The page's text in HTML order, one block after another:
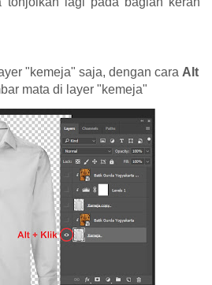
"kemeja" saja, dengan cara Alt
mata di layer "kemeja"